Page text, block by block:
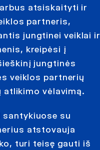
atsiskaityti ir
partneris,
jungtinei veiklai ir
kreipėsi į
jungtinės
veiklos partnerių
atlikimo vėlavimą.
su
atstovauja
turi teisę gauti iš